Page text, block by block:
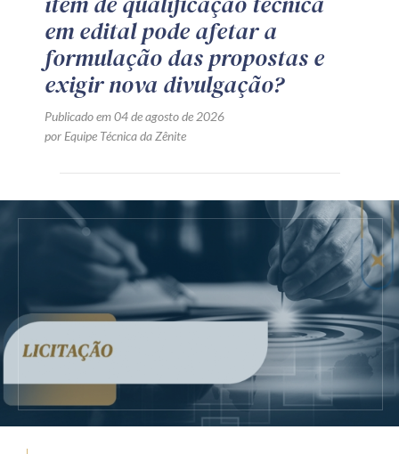
em edital pode afetar a
formulação das propostas e
exigir nova divulgação?
Publicado em 04 de agosto de 2026
por Equipe Técnica da Zênite